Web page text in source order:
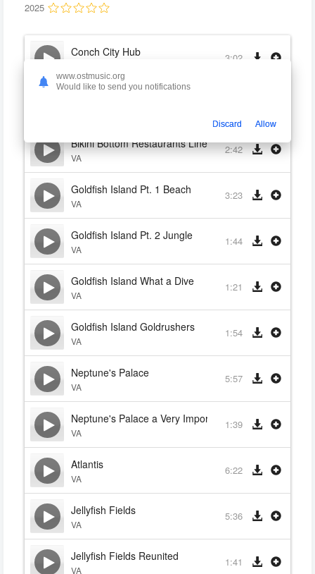
2025
Conch City Hub 3:02
Bikini Bottom Restaurants Linecutter
VA
2:42
Goldfish Island Pt. 1 Beach
VA
3:23
Goldfish Island Pt. 2 Jungle
VA
1:44
Goldfish Island What a Dive
VA
1:21
Goldfish Island Goldrushers
VA
1:54
Neptune's Palace
VA
5:57
Neptune's Palace a Very Important Brawl
VA
1:39
Atlantis
VA
6:22
Jellyfish Fields
VA
5:36
Jellyfish Fields Reunited
VA
1:41
www.ostmusic.org
Would like to send you notifications
Discard Allow